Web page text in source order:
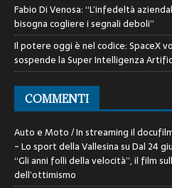
Fabio Di Venosa: “L’infedeltà
bisogna cogliere i segnali deboli”
Il potere oggi è nel codice: SpaceX
sospende la Super Intelligenza
COMMENTI
Auto e Moto / In streaming il
- Lo sport della VallesinasuDal 24
“Gli anni folli della velocità”, il film
dell’ottimismo